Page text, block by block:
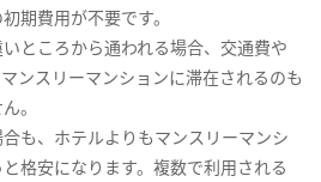
期費用が不要です。
ところから通われる場合、交通費や
ンスリーマンションに滞在されるのも
。
も、ホテルよりもマンスリーマンシ
格安になります。複数で利用される